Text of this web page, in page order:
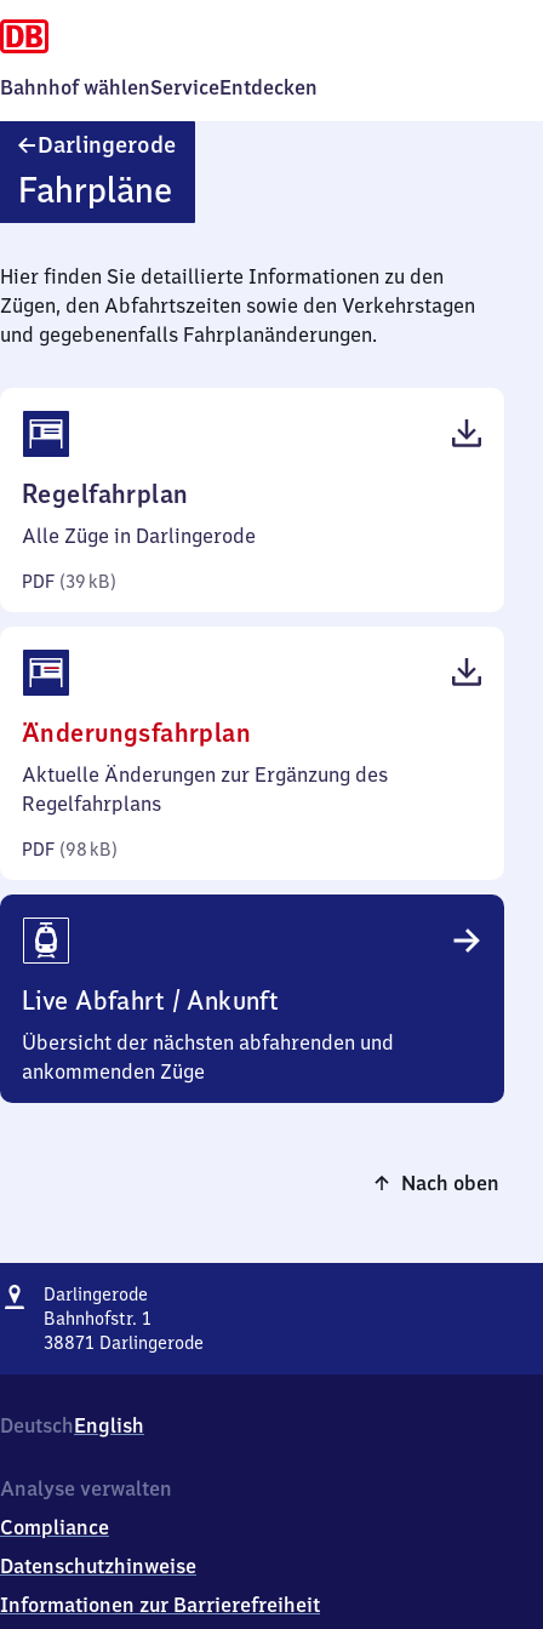
Bahnhof wählenServiceEntdecken
Darlingerode
Fahrpläne
Hier finden Sie detaillierte Informationen zu den
Zügen, den Abfahrtszeiten sowie den Verkehrstagen
und gegebenenfalls Fahrplanänderungen.
Regelfahrplan
39
Alle Züge in Darlingerode
PDF (39 kB)
Änderungsfahrplan
98
Aktuelle Änderungen zur Ergänzung des
Regelfahrplans
PDF (98 kB)
Live Abfahrt / Ankunft
Übersicht der nächsten abfahrenden und
ankommenden Züge
Nach oben
Adresse
Darlingerode
Bahnhofstr. 1
38871 Darlingerode
1,
3
8
1
Darlingerode
DeutschEnglish
Analyse verwalten
Compliance
Datenschutzhinweise
Informationen zur Barrierefreiheit